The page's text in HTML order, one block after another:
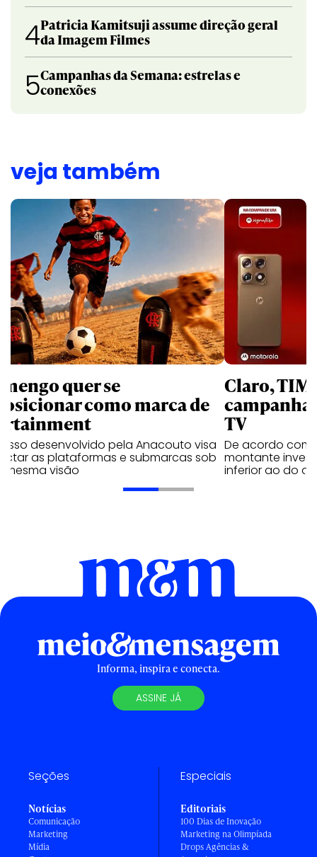
4Patricia Kamitsuji assume direção geral
da Imagem Filmes
5Campanhas da Semana: estrelas e
conexões
veja também
quer se
como marca de
desenvolvido pela Anacouto visa
as plataformas e submarcas sob
mesma visão
Claro,
TV
De acordo com
montante
inferior ao do
Informa, inspira e conecta.
ASSINE JÁ
Seções
Notícias
Comunicação
Marketing
Mídia
Especiais
Editoriais
100 Dias de Inovação
Marketing na Olimpíada
Drops Agências &